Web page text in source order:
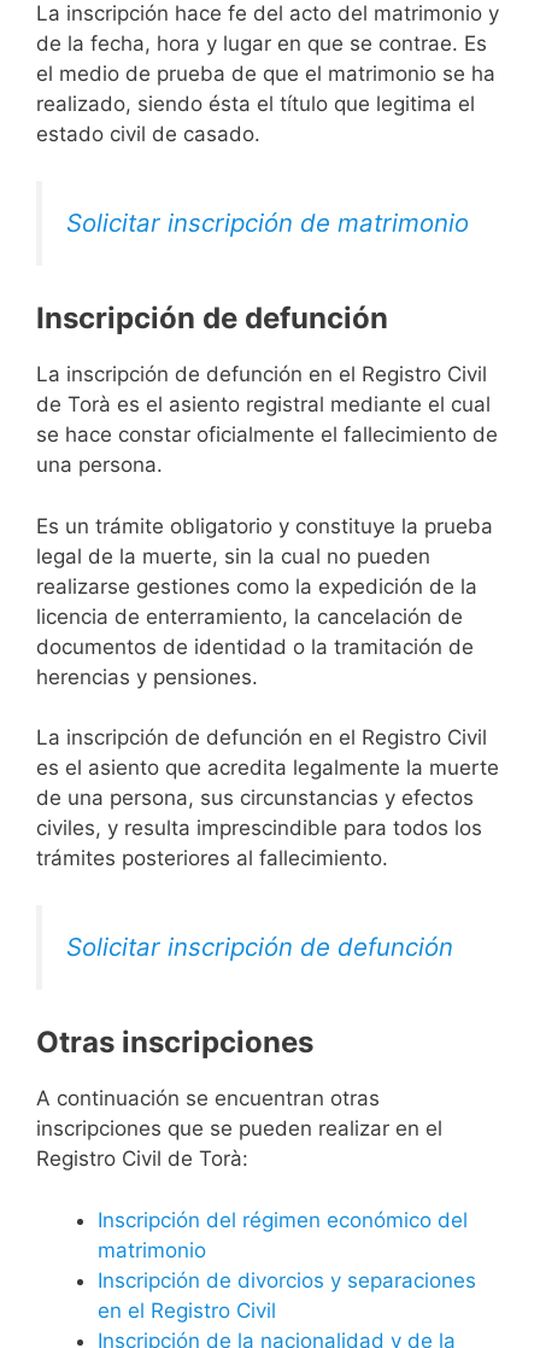
La inscripción hace fe del acto del matrimonio y
de la fecha, hora y lugar en que se contrae. Es
el medio de prueba de que el matrimonio se ha
realizado, siendo ésta el título que legitima el
estado civil de casado.
Solicitar inscripción de matrimonio
Inscripción de defunción
La inscripción de defunción en el Registro Civil
de Torà es el asiento registral mediante el cual
se hace constar oficialmente el fallecimiento de
una persona.
Es un trámite obligatorio y constituye la prueba
legal de la muerte, sin la cual no pueden
realizarse gestiones como la expedición de la
licencia de enterramiento, la cancelación de
documentos de identidad o la tramitación de
herencias y pensiones.
La inscripción de defunción en el Registro Civil
es el asiento que acredita legalmente la muerte
de una persona, sus circunstancias y efectos
civiles, y resulta imprescindible para todos los
trámites posteriores al fallecimiento.
Solicitar inscripción de defunción
Otras inscripciones
A continuación se encuentran otras
inscripciones que se pueden realizar en el
Registro Civil de Torà:
Inscripción del régimen económico del
matrimonio
Inscripción de divorcios y separaciones
en el Registro Civil
Inscripción de la nacionalidad y de la